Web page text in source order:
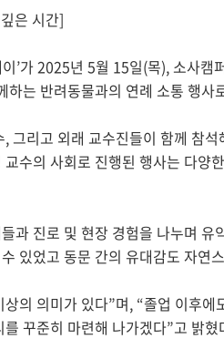
은 시간]
’가 2025년 5월 15일(목), 소사캠
하는 반려동물과의 연례 소통 행
그리고 외래 교수진들이 함께 참
수의 사회로 진행된 행사는 다양
과 진로 및 현장 경험을 나누며 유
있었고 동문 간의 유대감도 자연
의 의미가 있다”며, “졸업 이후에
꾸준히 마련해 나가겠다”고 밝혔